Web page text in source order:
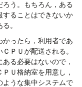
う。もちろん，ある
することはできないか
。
ったら，利用者であ
ＰＵが配送される。
る必要はないので，
Ｕ格納室を用意し，
ような集中システムで